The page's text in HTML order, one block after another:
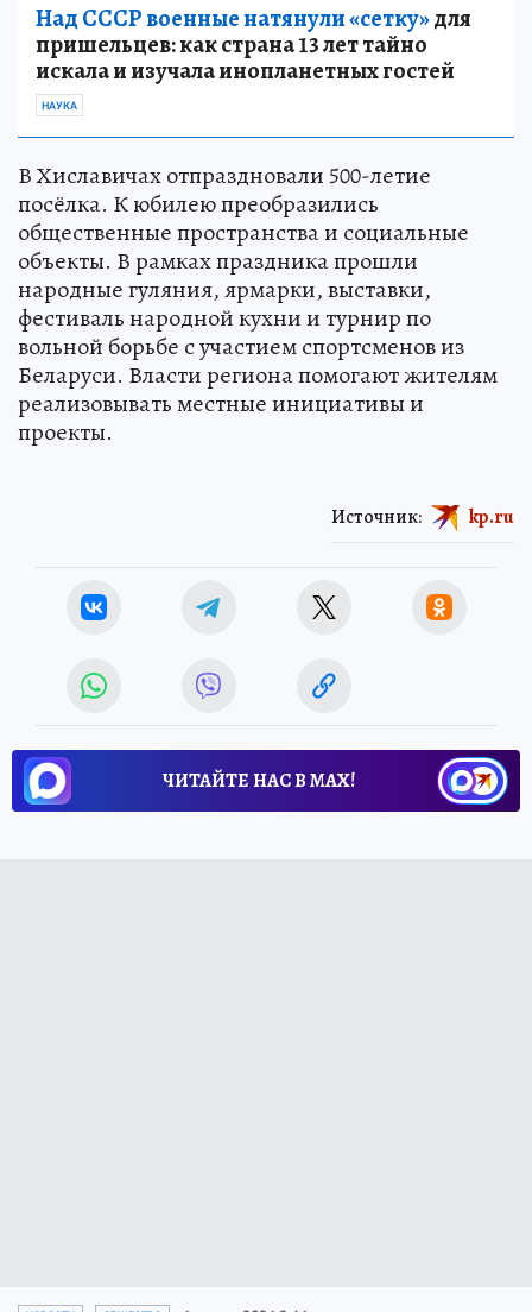
Над СССР военные натянули «сетку»для
пришельцев: как страна 13 лет тайно
искала и изучала инопланетных гостей
НАУКА
В Хиславичах отпраздновали 500-летие
посёлка. К юбилею преобразились
общественные пространства и социальные
объекты. В рамках праздника прошли
народные гуляния, ярмарки, выставки,
фестиваль народной кухни и турнир по
вольной борьбе с участием спортсменов из
Беларуси. Власти региона помогают жителям
реализовывать местные инициативы и
проекты.
Источник: kp.ru
ЧИТАЙТЕ НАС В МАХ!